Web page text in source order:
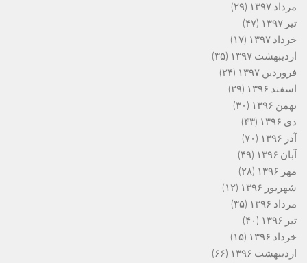
مرداد ۱۳۹۷
(۲۹)
تیر ۱۳۹۷
(۴۷)
خرداد ۱۳۹۷
(۱۷)
اردیبهشت ۱۳۹۷
(۳۵)
فروردین ۱۳۹۷
(۲۴)
اسفند ۱۳۹۶
(۲۹)
بهمن ۱۳۹۶
(۳۰)
دی ۱۳۹۶
(۴۳)
آذر ۱۳۹۶
(۷۰)
آبان ۱۳۹۶
(۴۹)
مهر ۱۳۹۶
(۲۸)
شهریور ۱۳۹۶
(۱۲)
مرداد ۱۳۹۶
(۳۵)
تیر ۱۳۹۶
(۴۰)
خرداد ۱۳۹۶
(۱۵)
اردیبهشت ۱۳۹۶
(۶۶)